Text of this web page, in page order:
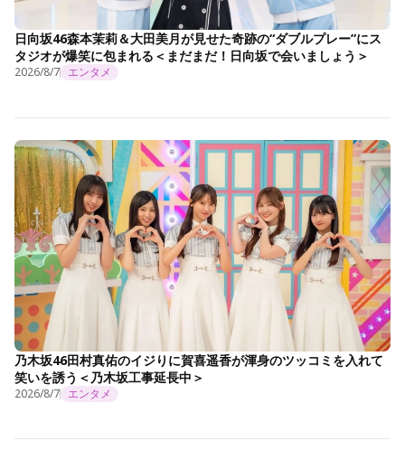
日向坂46森本茉莉＆大田美月が見せた奇跡の“ダブルプレー”にス
タジオが爆笑に包まれる＜まだまだ！日向坂で会いましょう＞
2026/8/7 エンタメ
乃木坂46田村真佑のイジりに賀喜遥香が渾身のツッコミを入れて
笑いを誘う＜乃木坂工事延長中＞
2026/8/7 エンタメ